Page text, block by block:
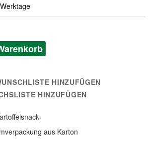
HINZUFÜGEN
HINZUFÜGEN
aus Karton